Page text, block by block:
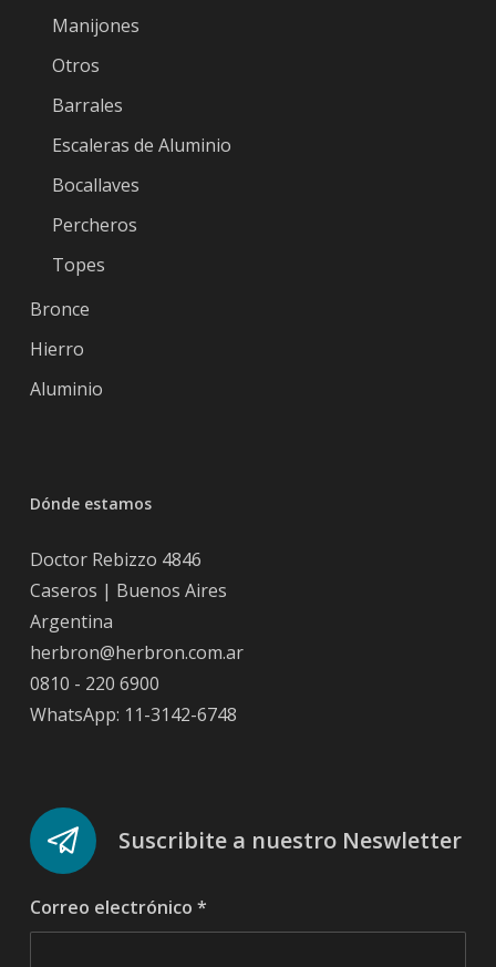
Manijones
Otros
Barrales
Escaleras de Aluminio
Bocallaves
Percheros
Topes
Bronce
Hierro
Aluminio
Dónde estamos
Doctor Rebizzo 4846
Caseros | Buenos Aires
Argentina
herbron@herbron.com.ar
0810 - 220 6900
WhatsApp: 11-3142-6748
Suscribite a nuestro Neswletter
Correo electrónico *